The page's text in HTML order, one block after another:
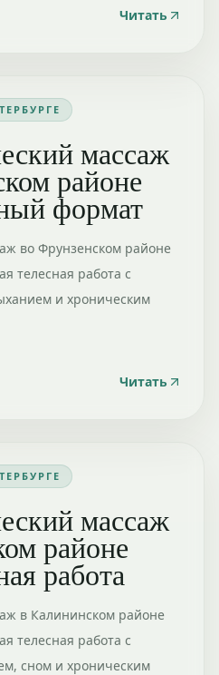
Читать
массаж
районе
формат
во Фрунзенском районе
телесная работа с
и хроническим
Читать
массаж
районе
работа
в Калининском районе
телесная работа с
сном и хроническим